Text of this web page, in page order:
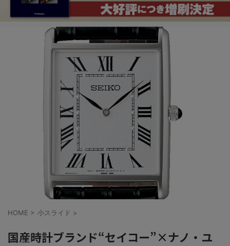
HOME > 小スライド >
国産時計ブランド“セイコー”×ナノ・ユ